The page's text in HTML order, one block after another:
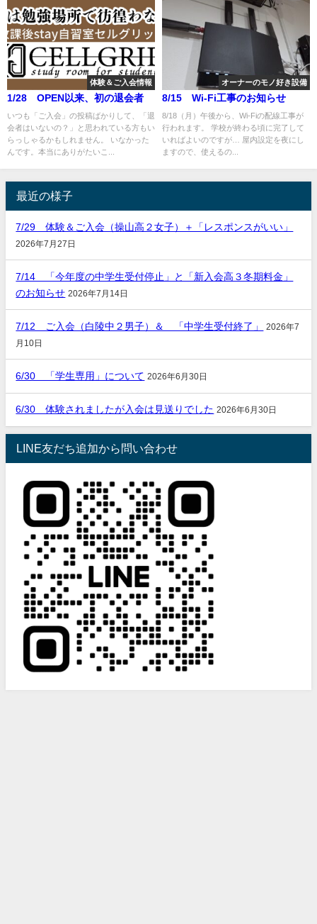
体験＆ご入会情報
1/28 OPEN以来、初の退会者
いつも「ご入会」の投稿ばかりして、「退
会者はいないの？」と思われている方もい
らっしゃるかもしれません。 いなかった
んです。本当にありがたいこ...
オーナーのモノ好き設備
8/15 Wi-Fi工事のお知らせ
8/18（月）午後から、Wi-Fiの配線工事が
行われます。 学校が終わる頃に完了して
いればよいのですが… 屋内設定を夜にし
ますので、使えるの...
最近の様子
7/29 体験＆ご入会（操山高２女子）＋「レスポンスがいい」
2026年7月27日
7/14 「今年度の中学生受付停止」と「新入会高３冬期料金」
のお知らせ 2026年7月14日
7/12 ご入会（白陵中２男子）＆ 「中学生受付終了」
2026年7
月10日
6/30 「学生専用」について 2026年6月30日
6/30 体験されましたが入会は見送りでした 2026年6月30日
LINE友だち追加から問い合わせ